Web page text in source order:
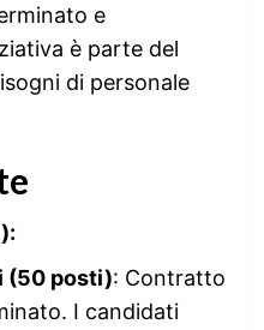
e
è parte del
di personale
(50 posti): Contratto
I candidati